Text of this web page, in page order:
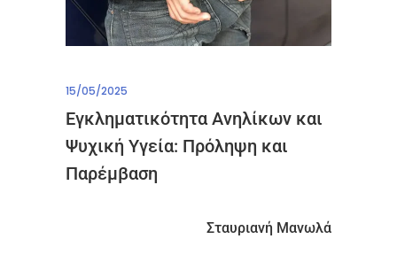
15/05/2025
Εγκληματικότητα Ανηλίκων και
Ψυχική Υγεία: Πρόληψη και
Παρέμβαση
Σταυριανή Μανωλά